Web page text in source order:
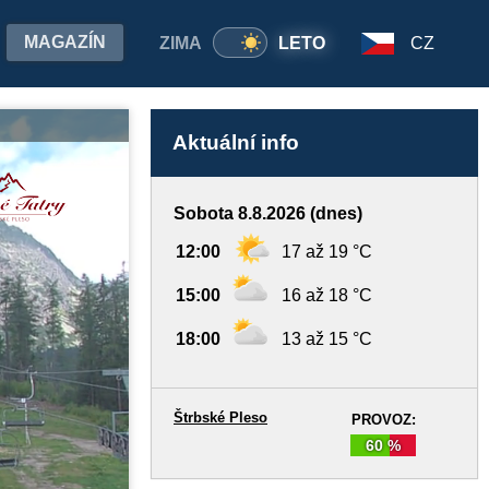
ZIMA LETO
MAGAZÍN CZ
Aktuální info
Sobota 8.8.2026 (dnes)
12:00 17 až 19 °C
15:00 16 až 18 °C
18:00 13 až 15 °C
PROVOZ:
60 %
Štrbské Pleso